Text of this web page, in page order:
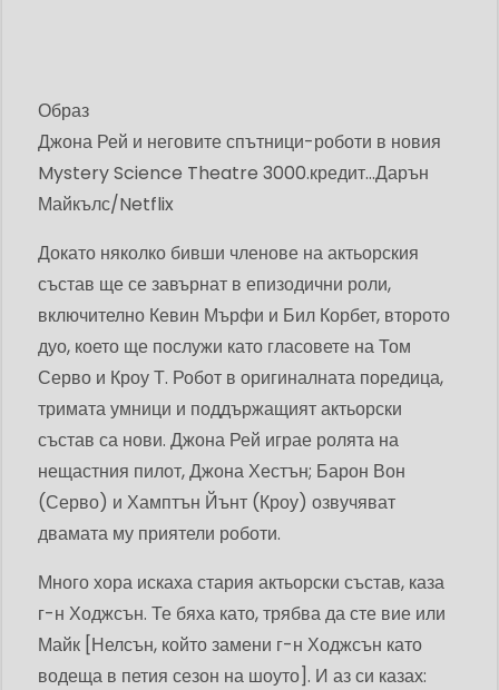
Образ
Джона Рей и неговите спътници-роботи в новия
Mystery Science Theatre 3000.кредит...Дарън
Майкълс/Netflix
Докато няколко бивши членове на актьорския
състав ще се завърнат в епизодични роли,
включително Кевин Мърфи и Бил Корбет, второто
дуо, което ще послужи като гласовете на Том
Серво и Кроу Т. Робот в оригиналната поредица,
тримата умници и поддържащият актьорски
състав са нови. Джона Рей играе ролята на
нещастния пилот, Джона Хестън; Барон Вон
(Серво) и Хамптън Йънт (Кроу) озвучяват
двамата му приятели роботи.
Много хора искаха стария актьорски състав, каза
г-н Ходжсън. Те бяха като, трябва да сте вие ​​или
Майк [Нелсън, който замени г-н Ходжсън като
водеща в петия сезон на шоуто]. И аз си казах: